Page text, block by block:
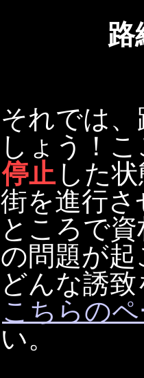
路
それでは
しょう！
停止 した
街を進行
ところで
の問題が
どんな誘
こちらの
い。